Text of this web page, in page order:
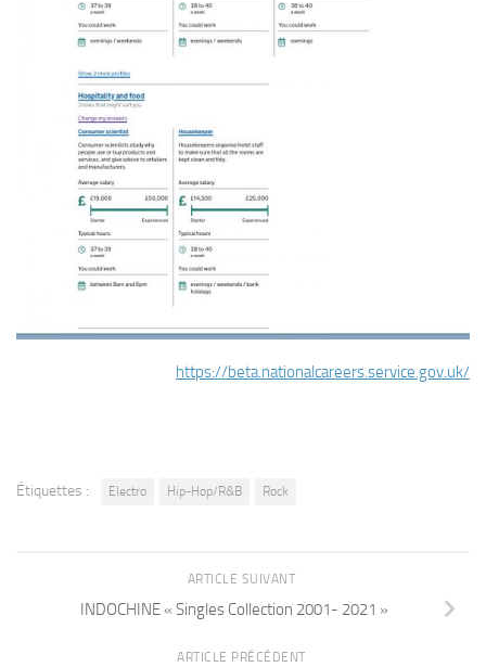
https://beta.nationalcareers.service.gov.uk/
Étiquettes : Electro Hip-Hop/R&B Rock
ARTICLE SUIVANT
INDOCHINE « Singles Collection 2001- 2021 »
ARTICLE PRÉCÉDENT